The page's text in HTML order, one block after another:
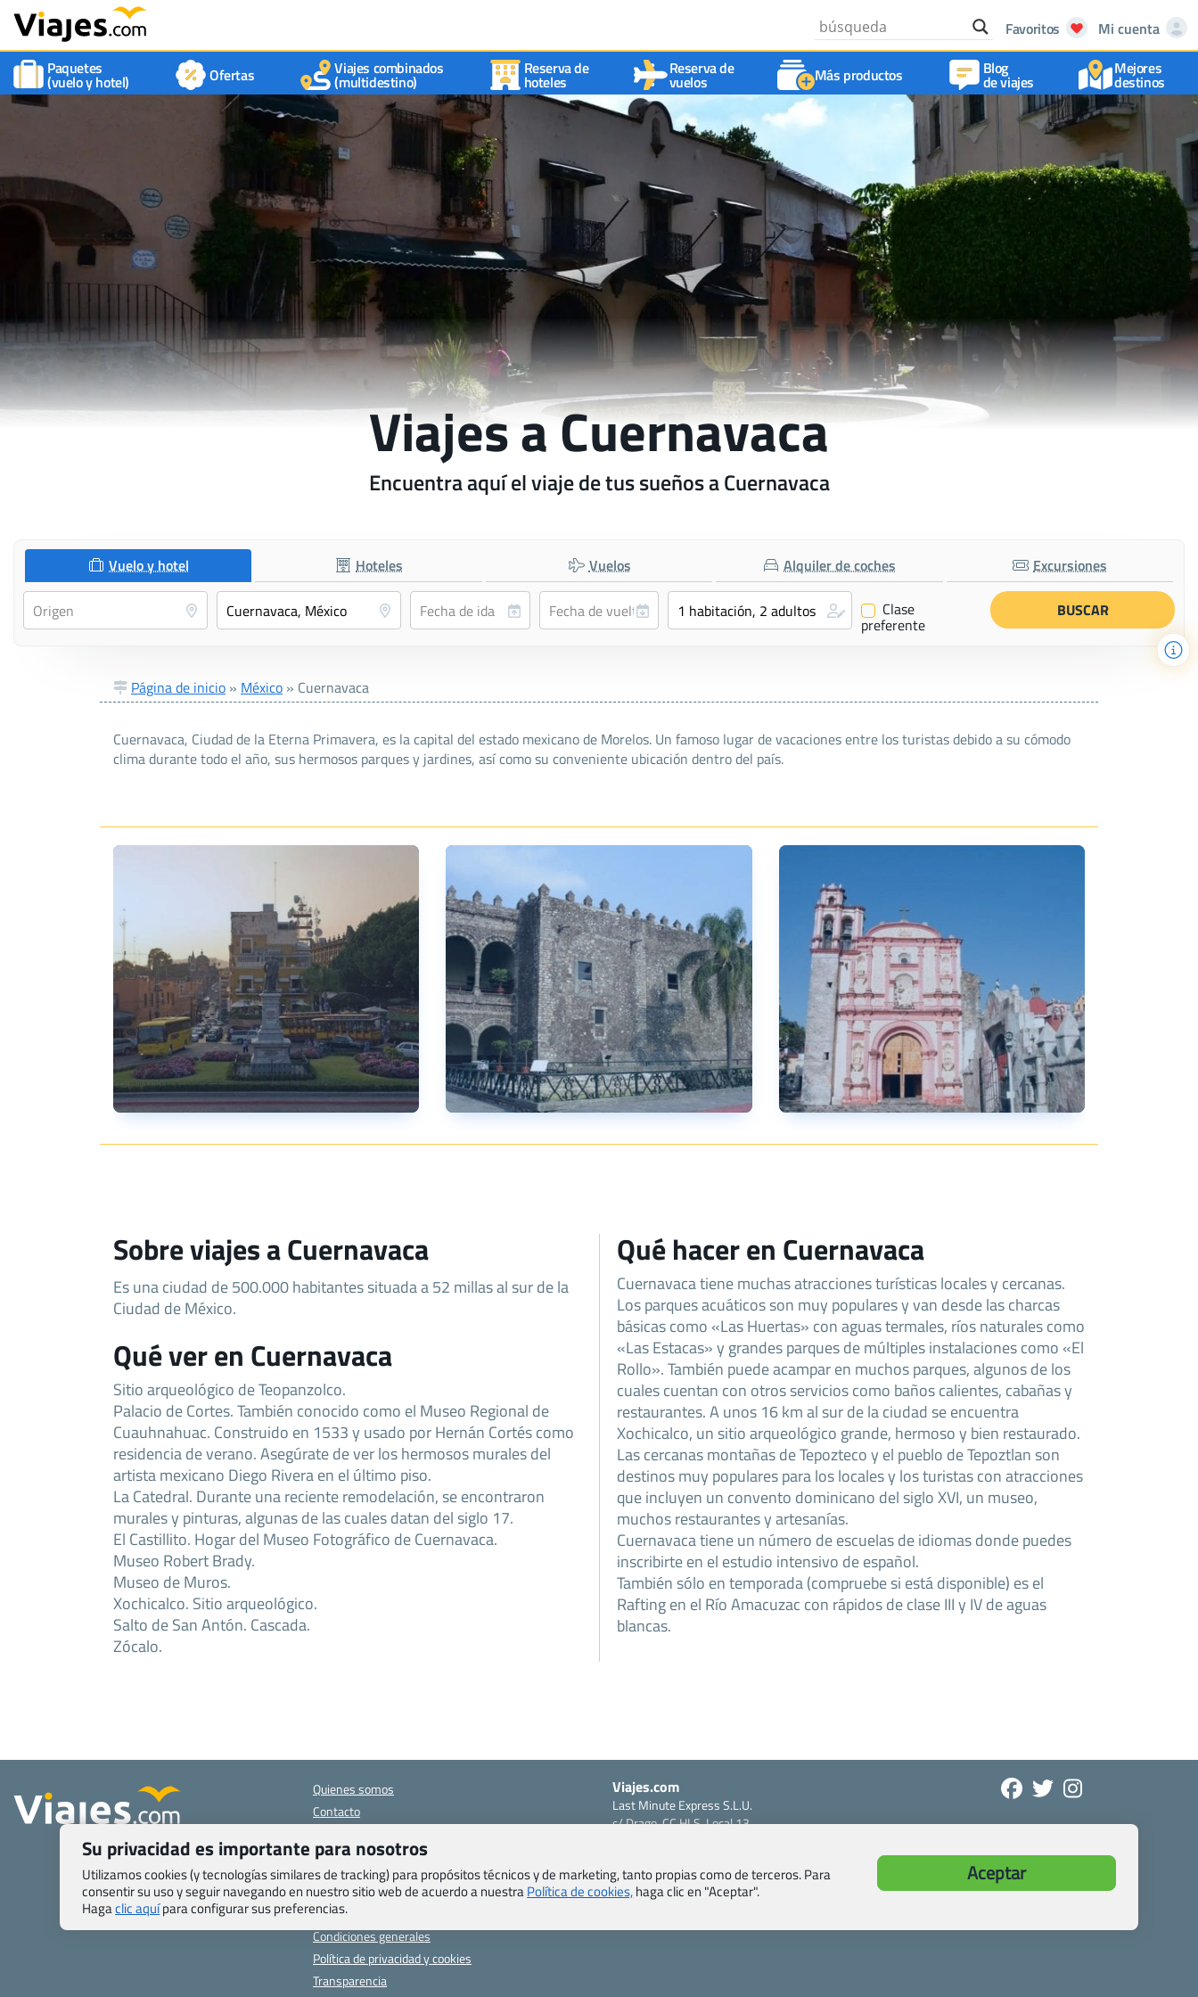
Favoritos
Mi cuenta
Paquetes
(vuelo y hotel) Ofertas Viajes combinados
(multidestino)
Reserva de
hoteles
Reserva de
vuelos Más productos Blog
de viajes
Mejores
destinos
Viajes a Cuernavaca
Encuentra aquí el viaje de tus sueños a Cuernavaca
Vuelo y hotel Hoteles Vuelos Alquiler de coches Excursiones
✔ Clase
preferente
Página de inicio » México » Cuernavaca
Cuernavaca, Ciudad de la Eterna Primavera, es la capital del estado mexicano de Morelos. Un famoso lugar de vacaciones entre los turistas debido a su cómodo
clima durante todo el año, sus hermosos parques y jardines, así como su conveniente ubicación dentro del país.
Sobre viajes a Cuernavaca
Es una ciudad de 500.000 habitantes situada a 52 millas al sur de la
Ciudad de México.
Qué ver en Cuernavaca
Sitio arqueológico de Teopanzolco.
Palacio de Cortes. También conocido como el Museo Regional de
Cuauhnahuac. Construido en 1533 y usado por Hernán Cortés como
residencia de verano. Asegúrate de ver los hermosos murales del
artista mexicano Diego Rivera en el último piso.
La Catedral. Durante una reciente remodelación, se encontraron
murales y pinturas, algunas de las cuales datan del siglo 17.
El Castillito. Hogar del Museo Fotográfico de Cuernavaca.
Museo Robert Brady.
Museo de Muros.
Xochicalco. Sitio arqueológico.
Salto de San Antón. Cascada.
Zócalo.
Qué hacer en Cuernavaca
Cuernavaca tiene muchas atracciones turísticas locales y cercanas.
Los parques acuáticos son muy populares y van desde las charcas
básicas como «Las Huertas» con aguas termales, ríos naturales como
«Las Estacas» y grandes parques de múltiples instalaciones como «El
Rollo». También puede acampar en muchos parques, algunos de los
cuales cuentan con otros servicios como baños calientes, cabañas y
restaurantes. A unos 16 km al sur de la ciudad se encuentra
Xochicalco, un sitio arqueológico grande, hermoso y bien restaurado.
Las cercanas montañas de Tepozteco y el pueblo de Tepoztlan son
destinos muy populares para los locales y los turistas con atracciones
que incluyen un convento dominicano del siglo XVI, un museo,
muchos restaurantes y artesanías.
Cuernavaca tiene un número de escuelas de idiomas donde puedes
inscribirte en el estudio intensivo de español.
También sólo en temporada (compruebe si está disponible) es el
Rafting en el Río Amacuzac con rápidos de clase III y IV de aguas
blancas.
Quienes somos
Contacto
específicas
Blog de Viajes.com
Registro de agencias
Preguntas frecuentes
Condiciones generales
Política de privacidad y cookies
Transparencia
Viajes.com
Last Minute Express S.L.U.
c/ Drago, CC HLS, Local 13
CIF: B76740091
Tfno: +34 922-97-17-27
Su privacidad es importante para nosotros
Utilizamos cookies (y tecnologías similares de tracking) para propósitos técnicos y de marketing, tanto propias como de terceros. Para
consentir su uso y seguir navegando en nuestro sitio web de acuerdo a nuestraPolítica de cookies,haga clic en "Aceptar".
Hagaclic aquípara configurar sus preferencias.
Aceptar